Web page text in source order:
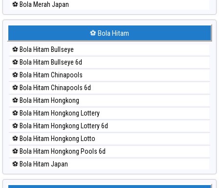
⚽ Bola Merah Japan
⚽ Bola Merah Japan 6d
⚽ Bola Merah Kuda Lari
⚽ Bola Merah Magnum Cambodia
⚽ Bola Merah Nagoya
⚽ Bola Merah North Carolina Day
⚽ Bola Merah Pcso
⚽ Bola Merah Sao Paulo
⚽ Bola Merah Singapore
⚽ Bola Merah Sydney
⚽ Bola Merah Sydney Lottery
⚽ Bola Merah Sydney Lottery 6d
⚽ Bola Merah Sydney Lotto
⚽ Bola Hitam
⚽ Bola Hitam Bullseye
⚽ Bola Hitam Bullseye 6d
⚽ Bola Hitam Chinapools
⚽ Bola Hitam Chinapools 6d
⚽ Bola Hitam Hongkong
⚽ Bola Hitam Hongkong Lottery
⚽ Bola Hitam Hongkong Lottery 6d
⚽ Bola Hitam Hongkong Lotto
⚽ Bola Hitam Hongkong Pools 6d
⚽ Bola Hitam Japan
⚽ Bola Hitam Japan 6d